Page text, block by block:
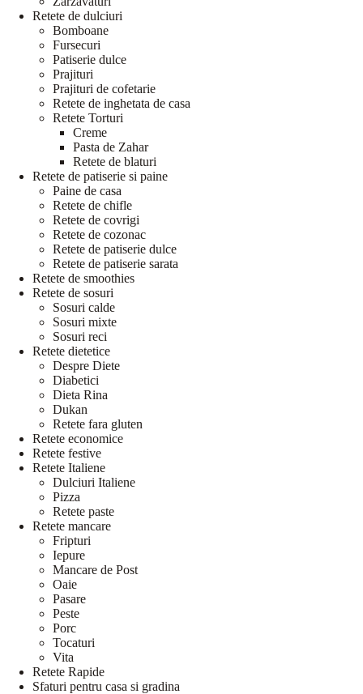
Retete de dulciuri
Bomboane
Fursecuri
Patiserie dulce
Prajituri
Prajituri de cofetarie
Retete de inghetata de casa
Retete Torturi
Creme
Pasta de Zahar
Retete de blaturi
Retete de patiserie si paine
Paine de casa
Retete de chifle
Retete de covrigi
Retete de cozonac
Retete de patiserie dulce
Retete de patiserie sarata
Retete de smoothies
Retete de sosuri
Sosuri calde
Sosuri mixte
Sosuri reci
Retete dietetice
Despre Diete
Diabetici
Dieta Rina
Dukan
Retete fara gluten
Retete economice
Retete festive
Retete Italiene
Dulciuri Italiene
Pizza
Retete paste
Retete mancare
Fripturi
Iepure
Mancare de Post
Oaie
Pasare
Peste
Porc
Tocaturi
Vita
Retete Rapide
Sfaturi pentru casa si gradina